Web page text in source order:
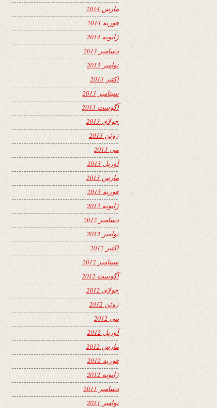
مارس 2014
فوریه 2014
ژانویه 2014
دسامبر 2013
نوامبر 2013
اکتبر 2013
سپتامبر 2013
آگوست 2013
جولای 2013
ژوئن 2013
می 2013
آوریل 2013
مارس 2013
فوریه 2013
ژانویه 2013
دسامبر 2012
نوامبر 2012
اکتبر 2012
سپتامبر 2012
آگوست 2012
جولای 2012
ژوئن 2012
می 2012
آوریل 2012
مارس 2012
فوریه 2012
ژانویه 2012
دسامبر 2011
نوامبر 2011